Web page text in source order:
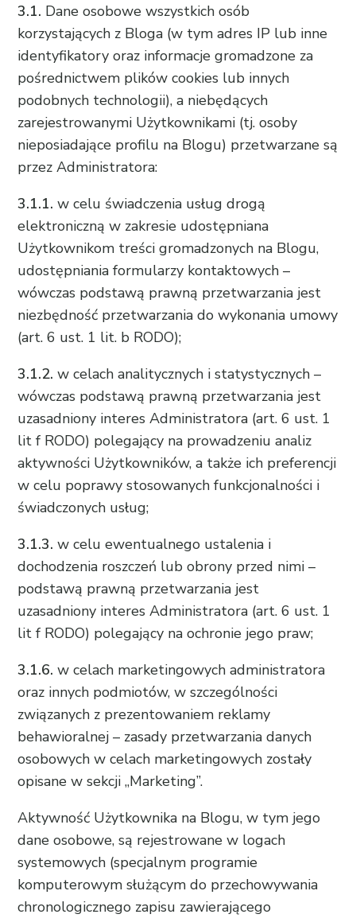
3.1. Dane osobowe wszystkich osób
korzystających z Bloga (w tym adres IP lub inne
identyfikatory oraz informacje gromadzone za
pośrednictwem plików cookies lub innych
podobnych technologii), a niebędących
zarejestrowanymi Użytkownikami (tj. osoby
nieposiadające profilu na Blogu) przetwarzane są
przez Administratora:
3.1.1. w celu świadczenia usług drogą
elektroniczną w zakresie udostępniana
Użytkownikom treści gromadzonych na Blogu,
udostępniania formularzy kontaktowych –
wówczas podstawą prawną przetwarzania jest
niezbędność przetwarzania do wykonania umowy
(art. 6 ust. 1 lit. b RODO);
3.1.2. w celach analitycznych i statystycznych –
wówczas podstawą prawną przetwarzania jest
uzasadniony interes Administratora (art. 6 ust. 1
lit f RODO) polegający na prowadzeniu analiz
aktywności Użytkowników, a także ich preferencji
w celu poprawy stosowanych funkcjonalności i
świadczonych usług;
3.1.3. w celu ewentualnego ustalenia i
dochodzenia roszczeń lub obrony przed nimi –
podstawą prawną przetwarzania jest
uzasadniony interes Administratora (art. 6 ust. 1
lit f RODO) polegający na ochronie jego praw;
3.1.6. w celach marketingowych administratora
oraz innych podmiotów, w szczególności
związanych z prezentowaniem reklamy
behawioralnej – zasady przetwarzania danych
osobowych w celach marketingowych zostały
opisane w sekcji „Marketing”.
Aktywność Użytkownika na Blogu, w tym jego
dane osobowe, są rejestrowane w logach
systemowych (specjalnym programie
komputerowym służącym do przechowywania
chronologicznego zapisu zawierającego